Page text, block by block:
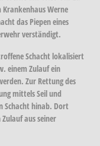
Werne
das Piepen eines
verständigt.
Schacht lokalisiert
einem Zulauf ein
Zur Rettung des
mittels Seil und
Schacht hinab. Dort
aus seiner